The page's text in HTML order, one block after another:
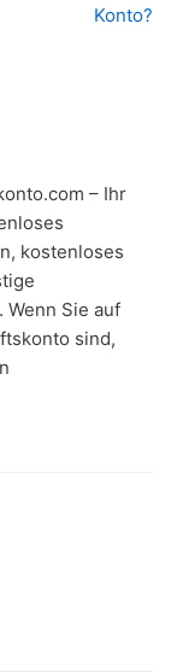
Konto?
– Ihr
kostenloses
Sie auf
sind,